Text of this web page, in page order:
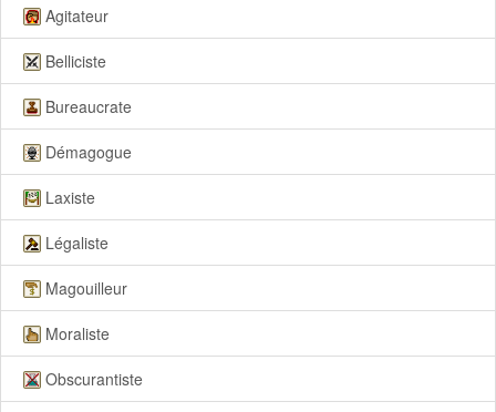
Agitateur
Belliciste
Bureaucrate
Démagogue
Laxiste
Légaliste
Magouilleur
Moraliste
Obscurantiste